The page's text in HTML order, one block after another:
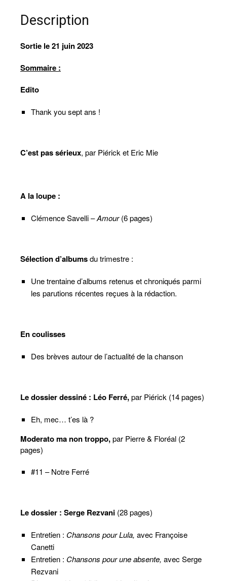
papier)
Description
Sortie le 21 juin 2023
Sommaire :
Edito
Thank you sept ans !
C’est pas sérieux, par Piérick et Eric Mie
A la loupe :
Clémence Savelli –Amour(6 pages)
Sélection d’albumsdu trimestre :
Une trentaine d’albums retenus et chroniqués parmi
les parutions récentes reçues à la rédaction.
En coulisses
Des brèves autour de l’actualité de la chanson
Le dossier dessiné : Léo Ferré,par Piérick (14 pages)
Eh, mec… t’es là ?
Moderato ma non troppo,par Pierre & Floréal (2
pages)
#11 – Notre Ferré
Le dossier : Serge Rezvani (28 pages)
Entretien : Chansons pour Lula, avec Françoise
Canetti
Entretien : Chansons pour une absente, avec Serge
Rezvani